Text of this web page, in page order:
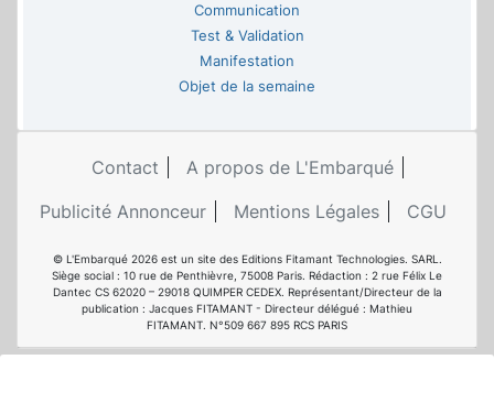
Communication
Test & Validation
Manifestation
Objet de la semaine
Contact
A propos de L'Embarqué
Publicité Annonceur
Mentions Légales CGU
© L'Embarqué 2026 est un site des Editions Fitamant Technologies. SARL.
Siège social : 10 rue de Penthièvre, 75008 Paris. Rédaction : 2 rue Félix Le
Dantec CS 62020 – 29018 QUIMPER CEDEX. Représentant/Directeur de la
publication : Jacques FITAMANT - Directeur délégué : Mathieu
FITAMANT. N°509 667 895 RCS PARIS